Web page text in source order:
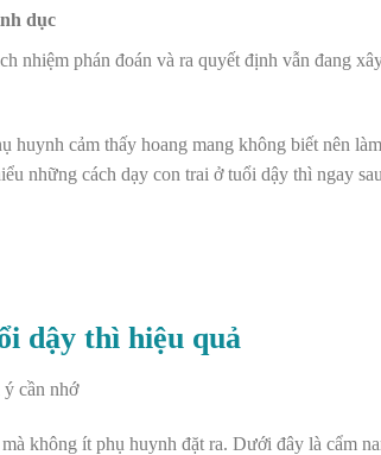
dục
nhiệm phán đoán và ra quyết định vẫn đang
cảm thấy hoang mang không biết nên
những cách dạy con trai ở tuổi dậy thì ngay
dậy thì hiệu quả
không ít phụ huynh đặt ra. Dưới đây là cẩm